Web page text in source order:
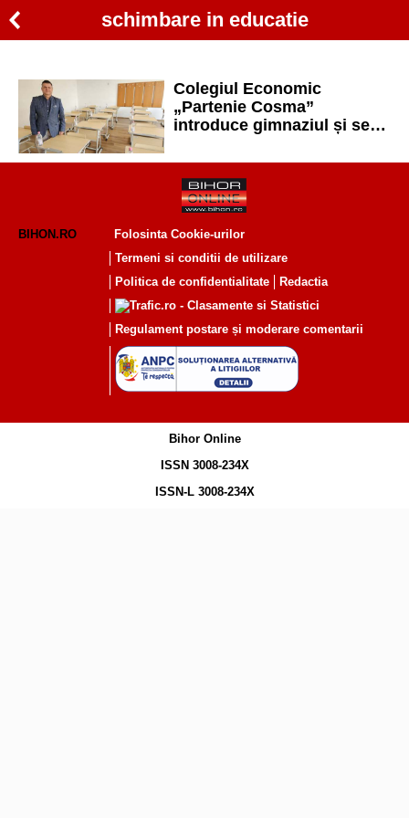
schimbare in educatie
Colegiul Economic
„Partenie Cosma”
introduce gimnaziul și se
din Educație
BIHON.RO
Folosinta Cookie-urilor
Termeni si conditii de utilizare
Politica de confidentialitate
Redactia
Regulament postare și moderare comentarii
Bihor Online
ISSN 3008-234X
ISSN-L 3008-234X